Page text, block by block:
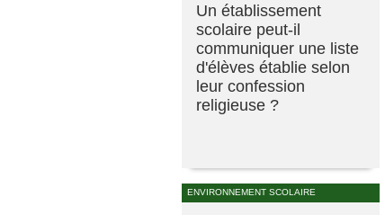
Un établissement
scolaire peut-il
communiquer une liste
d'élèves établie selon
leur confession
religieuse ?
ENVIRONNEMENT SCOLAIRE